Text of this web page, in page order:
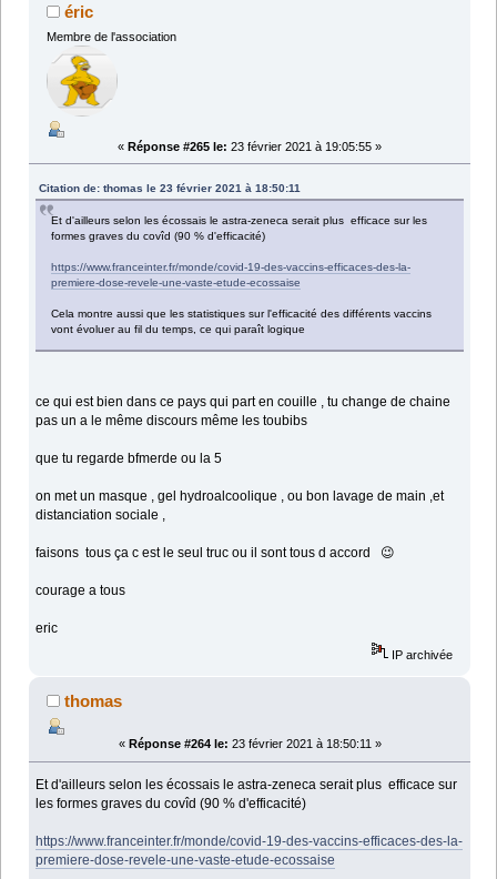
éric
Membre de l'association
« Réponse #265 le: 23 février 2021 à 19:05:55 »
Citation de: thomas le 23 février 2021 à 18:50:11
Et d'ailleurs selon les écossais le astra-zeneca serait plus efficace sur les
formes graves du covîd (90 % d'efficacité)
https://www.franceinter.fr/monde/covid-19-des-vaccins-efficaces-des-la-
premiere-dose-revele-une-vaste-etude-ecossaise
Cela montre aussi que les statistiques sur l'efficacité des différents vaccins
vont évoluer au fil du temps, ce qui paraît logique
ce qui est bien dans ce pays qui part en couille , tu change de chaine
pas un a le même discours même les toubibs
que tu regarde bfmerde ou la 5
on met un masque , gel hydroalcoolique , ou bon lavage de main ,et
distanciation sociale ,
faisons tous ça c est le seul truc ou il sont tous d accord 😉
courage a tous
eric
IP archivée
thomas
« Réponse #264 le: 23 février 2021 à 18:50:11 »
Et d'ailleurs selon les écossais le astra-zeneca serait plus efficace sur
les formes graves du covîd (90 % d'efficacité)
https://www.franceinter.fr/monde/covid-19-des-vaccins-efficaces-des-la-
premiere-dose-revele-une-vaste-etude-ecossaise